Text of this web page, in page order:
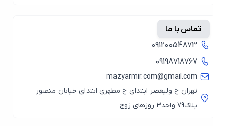
تماس با ما
09120054873
09198718767
mazyarmir.com@gmail.com
تهران خ ولیعصر ابتدای خ مطهری ابتدای خیابان منصور
پلاک79 واحد3 روزهای زوج